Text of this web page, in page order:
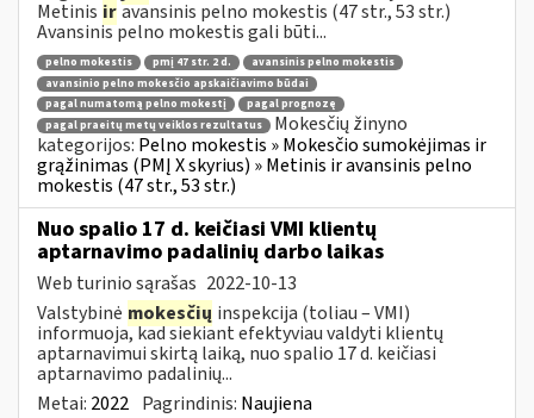
Metinis iravansinis pelno mokestis (47 str., 53 str.)
Avansinis pelno mokestis gali būti...
pelno mokestis pmį 47 str. 2 d.
avansinis pelno mokestis
avansinio pelno mokesčio apskaičiavimo būdai
pagal numatomą pelno mokestį
pagal prognozę
pagal praeitų metų veiklos rezultatus
Mokesčių žinyno
kategorijos: Pelno mokestis » Mokesčio sumokėjimas ir
grąžinimas (PMĮ X skyrius) » Metinis ir avansinis pelno
mokestis (47 str., 53 str.)
Nuo spalio 17 d. keičiasi VMI klientų
aptarnavimo padalinių darbo laikas
Web turinio sąrašas 2022-10-13
Valstybinė mokesčių inspekcija (toliau – VMI)
informuoja, kad siekiant efektyviau valdyti klientų
aptarnavimui skirtą laiką, nuo spalio 17 d. keičiasi
aptarnavimo padalinių...
Metai: 2022 Pagrindinis: Naujiena